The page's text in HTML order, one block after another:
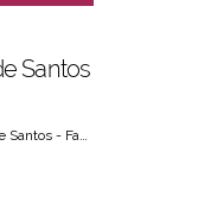
Santos
Fundação Arquivo e Memória de Santos - Fams